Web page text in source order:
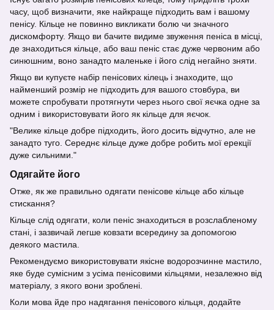
часу, щоб визначити, яке найкраще підходить вам і вашому
пенісу. Кільце не повинно викликати болю чи значного
дискомфорту. Якщо ви бачите видиме звуження пеніса в місці,
де знаходиться кільце, або ваш пеніс стає дуже червоним або
синюшним, воно занадто маленьке і його слід негайно зняти.
Якщо ви купуєте набір пенісових кілець і знаходите, що
найменший розмір не підходить для вашого стовбура, ви
можете спробувати протягнути через нього свої яєчка одне за
одним і використовувати його як кільце для яєчок.
"Велике кільце добре підходить, його досить відчутно, але не
занадто туго. Середнє кільце дуже добре робить мої ерекції
дуже сильними."
Одягайте його
Отже, як же правильно одягати пенісове кільце або кільце
стискання?
Кільце слід одягати, коли пеніс знаходиться в розслабленому
стані, і зазвичай легше ковзати всередину за допомогою
деякого мастила.
Рекомендуємо використовувати якісне водорозчинне мастило,
яке буде сумісним з усіма пенісовими кільцями, незалежно від
матеріалу, з якого вони зроблені.
Коли мова йде про надягання пенісового кільця, додайте